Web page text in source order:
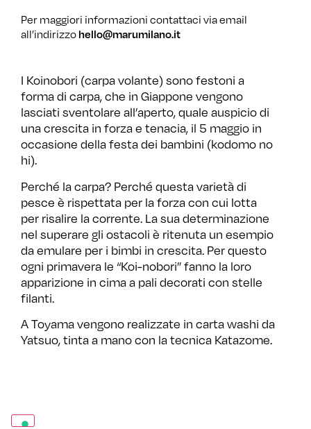
Per maggiori informazioni contattaci via email
all’indirizzo hello@marumilano.it
I Koinobori (carpa volante) sono festoni a
forma di carpa, che in Giappone vengono
lasciati sventolare all’aperto, quale auspicio di
una crescita in forza e tenacia, il 5 maggio in
occasione della festa dei bambini (kodomo no
hi).
Perché la carpa? Perché questa varietà di
pesce è rispettata per la forza con cui lotta
per risalire la corrente. La sua determinazione
nel superare gli ostacoli è ritenuta un esempio
da emulare per i bimbi in crescita. Per questo
ogni primavera le “Koi-nobori” fanno la loro
apparizione in cima a pali decorati con stelle
filanti.
A Toyama vengono realizzate in carta washi da
Yatsuo, tinta a mano con la tecnica Katazome.